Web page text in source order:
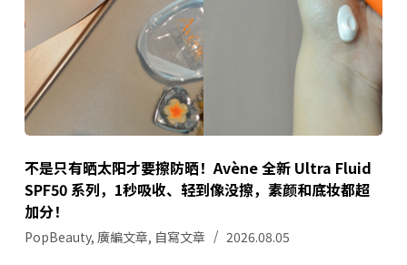
不是只有晒太阳才要擦防晒！Avène 全新 Ultra Fluid
SPF50 系列，1秒吸收、轻到像没擦，素颜和底妆都超
加分！
PopBeauty, 廣編文章, 自寫文章 2026.08.05